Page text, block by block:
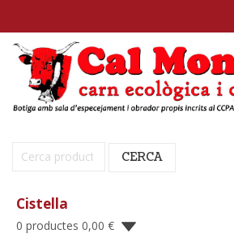
Cerca: CERCA
Cistella
0 productes 0,00 €